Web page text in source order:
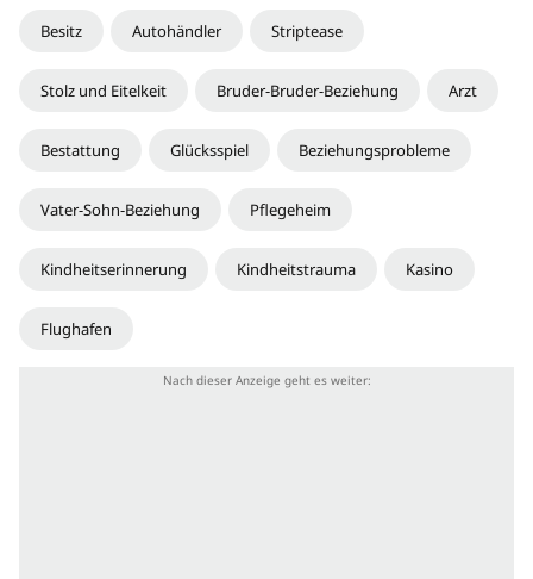
Besitz Autohändler Striptease
Stolz und Eitelkeit Bruder-Bruder-Beziehung Arzt
Bestattung Glücksspiel Beziehungsprobleme
Vater-Sohn-Beziehung Pflegeheim
Kindheitserinnerung Kindheitstrauma Kasino
Flughafen